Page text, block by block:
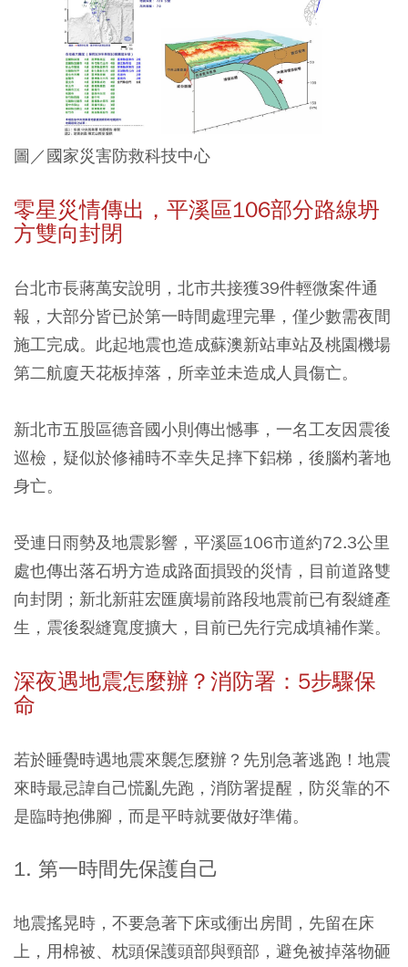
圖／國家災害防救科技中心
零星災情傳出，平溪區106部分路線坍
方雙向封閉
台北市長蔣萬安說明，北市共接獲39件輕微案件通
報，大部分皆已於第一時間處理完畢，僅少數需夜間
施工完成。此起地震也造成蘇澳新站車站及桃園機場
第二航廈天花板掉落，所幸並未造成人員傷亡。
新北市五股區德音國小則傳出憾事，一名工友因震後
巡檢，疑似於修補時不幸失足摔下鋁梯，後腦杓著地
身亡。
受連日雨勢及地震影響，平溪區106市道約72.3公里
處也傳出落石坍方造成路面損毀的災情，目前道路雙
向封閉；新北新莊宏匯廣場前路段地震前已有裂縫產
生，震後裂縫寬度擴大，目前已先行完成填補作業。
深夜遇地震怎麼辦？消防署：5步驟保
命
若於睡覺時遇地震來襲怎麼辦？先別急著逃跑！地震
來時最忌諱自己慌亂先跑，消防署提醒，防災靠的不
是臨時抱佛腳，而是平時就要做好準備。
1. 第一時間先保護自己
地震搖晃時，不要急著下床或衝出房間，先留在床
上，用棉被、枕頭保護頭部與頸部，避免被掉落物砸